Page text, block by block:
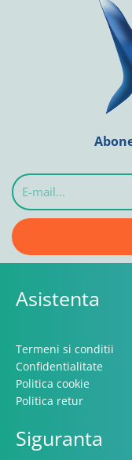
E-
mail...
Asistenta
Termeni si conditii
Confidentialitate
Politica cookie
Politica retur
Siguranta